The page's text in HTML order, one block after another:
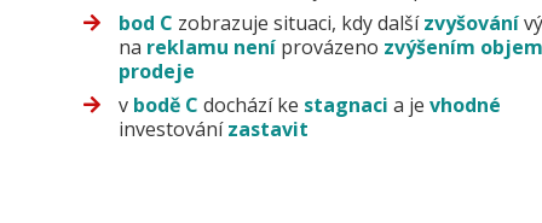
bod C zobrazuje situaci, kdy dalšízvyšování
na reklamu neníprovázeno zvýšením
prodeje
v bodě C dochází ke stagnaci a je vhodné
investovánízastavit